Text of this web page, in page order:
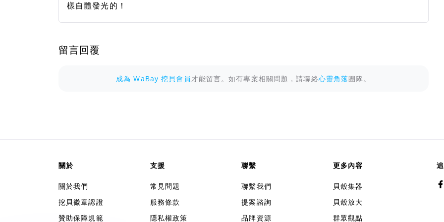
樣自體發光的！
留言回覆
成為 WaBay 挖貝會員 才能留言。如有專案相關問題，請聯絡心靈角落團隊。
關於
關於我們
挖貝徽章認證
贊助保障規範
支援
常見問題
服務條款
隱私權政策
聯繫
聯繫我們
提案諮詢
品牌資源
更多內容
貝殼集器
貝殼放大
群眾觀點